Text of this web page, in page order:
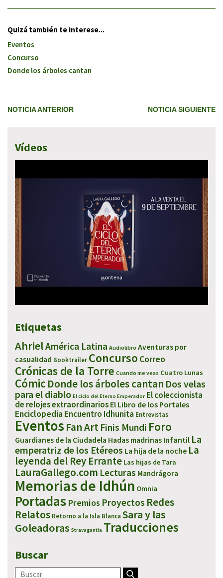
Quizá también te interese...
Eventos
Concurso
Donde los árboles cantan
NOTICIA ANTERIOR NOTICIA SIGUIENTE
Vídeos
Etiquetas
AhrielAmérica Latina Audiolibro Aventuras por
casualidad Booktrailer Concurso Correo
Crónicas de la Torre Cuando me veas Cuatro Lunas
Cómic Donde los árboles cantan Dos velas
para el diablo El ciclo del Eterno Emperador El coleccionista
de relojes extraordinarios El Libro de los Portales
Enciclopedia Encuentro Idhunita Entrevistas
Eventos Fan Art Finis Mundi Foro
Guardianes de la Ciudadela Hadas madrinas Infantil La
emperatriz de los Etéreos La hija de la noche La
leyenda del Rey Errante Las hijas de Tara
LauraGallego.com Lecturas Mandrágora
Memorias de Idhún Omnia
Portadas Premios Proyectos Redes
Relatos Retorno a la Isla Blanca Sara y las
Goleadoras Stravagantia Traducciones
Buscar